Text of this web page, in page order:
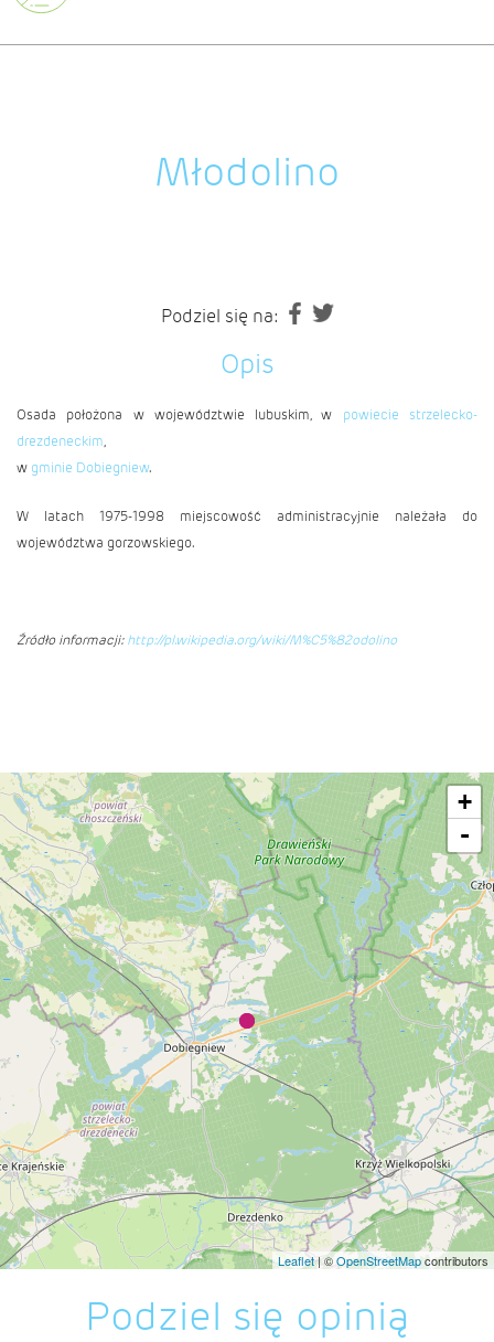
Młodolino
Podziel się na:
Opis
Osada położona w województwie lubuskim, w powiecie strzelecko-
drezdeneckim,
w gminie Dobiegniew.
W latach 1975-1998 miejscowość administracyjnie należała do
województwa gorzowskiego.
Źródło informacji: http://pl.wikipedia.org/wiki/M%C5%82odolino
+
-
Leaflet| ©OpenStreetMapcontributors
Podziel się opinią